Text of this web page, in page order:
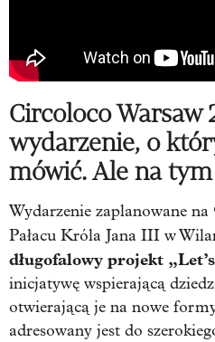
Circoloco
wydarzenie, o
mówić. Ale na
Wydarzenie zaplanowane
Pałacu Króla Jana III w
długofalowy projekt
inicjatywę wspierającą
otwierającą je na nowe
adresowany jest do